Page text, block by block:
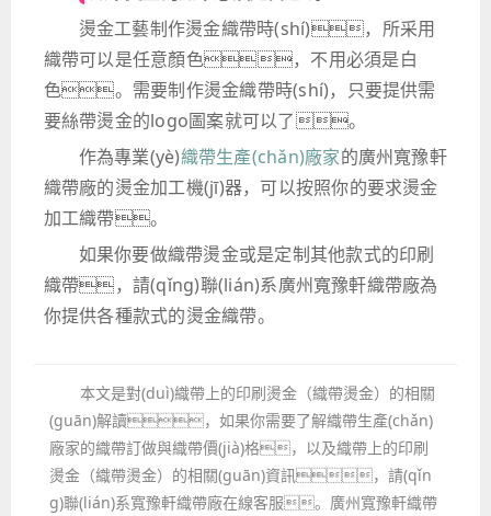
燙金工藝制作燙金織帶時(shí)，所采用
織帶可以是任意顏色，不用必須是白
色。需要制作燙金織帶時(shí)，只要提供需
要絲帶燙金的logo圖案就可以了。
作為專業(yè)織帶生產(chǎn)廠家的廣州寬豫軒
織帶廠的燙金加工機(jī)器，可以按照你的要求燙金
加工織帶。
如果你要做織帶燙金或是定制其他款式的印刷
織帶，請(qǐng)聯(lián)系廣州寬豫軒織帶廠為
你提供各種款式的燙金織帶。
本文是對(duì)織帶上的印刷燙金（織帶燙金）的相關
(guān)解讀，如果你需要了解織帶生產(chǎn)
廠家的織帶訂做與織帶價(jià)格，以及織帶上的印刷
燙金（織帶燙金）的相關(guān)資訊，請(qǐn
g)聯(lián)系寬豫軒織帶廠在線客服。廣州寬豫軒織帶